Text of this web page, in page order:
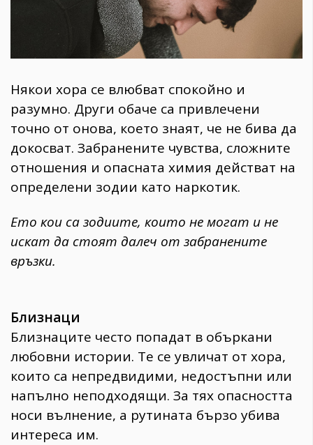
Wellness
1815
ПОСЛЕДВАЙТЕ
НИ
Някои хора се влюбват спокойно и
разумно. Други обаче са привлечени
точно от онова, което знаят, че не бива да
докосват. Забранените чувства, сложните
отношения и опасната химия действат на
определени зодии като наркотик.
Ето кои са зодиите, които не могат и не
искат да стоят далеч от забранените
връзки.
Близнаци
Близнаците често попадат в объркани
любовни истории. Те се увличат от хора,
които са непредвидими, недостъпни или
напълно неподходящи. За тях опасността
носи вълнение, а рутината бързо убива
интереса им.